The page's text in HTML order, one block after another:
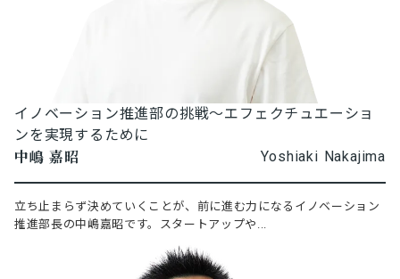
イノベーション推進部の挑戦～エフェクチュエーショ
ンを実現するために
中嶋 嘉昭 Yoshiaki Nakajima
立ち止まらず決めていくことが、前に進む力になるイノベーション
推進部長の中嶋嘉昭です。スタートアップや...